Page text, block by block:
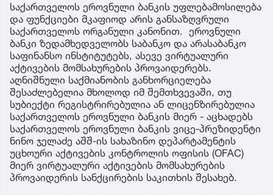
საქართველოს ეროვნული ბანკის უფლებამოსილება
და ფუნქციები მკაფიოდ არის განსაზღვრული
საქართველოს ორგანული კანონით. ეროვნული
ბანკი ზედამხედველობს საბანკო და არასაბანკო
საფინანსო ინსტიტუტებს, ასევე ვირტუალური
აქტივების მომსახურების პროვაიდერებს.
აღნიშნული საქმიანობის განხორციელება
შესაძლებელია მხოლოდ იმ შემთხვევაში, თუ
სუბიექტი რეგისტრირებულია ან ლიცენზირებულია
საქართველოს ეროვნული ბანკის მიერ - აცხადებს
საქართველოს ეროვნული ბანკის ვიცე-პრეზიდენტი
ნინო ჯელაძე აშშ-ის სახაზინო დეპარტამენტის
უცხოური აქტივების კონტროლის ოფისის (OFAC)
მიერ ვირტუალური აქტივების მომსახურების
პროვაიდერის სანქცირების საკითხის შესახებ.